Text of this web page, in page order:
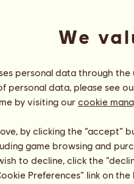
muestran a los caballos que
cada disciplina. Bastante a
noche. Tan solo se guardan los
Competiciones de Monta
galope
We
personal data through
personal data, please see
by visiting our cookie
by clicking the “accept”
game browsing and
to decline, click the
Preferences” link on